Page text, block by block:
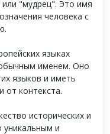
"мудрец". Это имя
человека с
языках
именем. Оно
языков и иметь
от контекста.
исторических и
уникальным и